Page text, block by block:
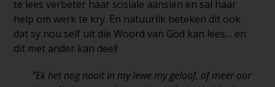
te lees verbeter haar sosiale aansien en sal haar
help om werk te kry. En natuurlik beteken dit ook
dat sy nou self uit die Woord van God kan lees… en
dit met ander kan deel!
“Ek het nog nooit in my lewe my geloof, of meer oor